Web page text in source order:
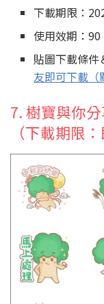
下載期限：
使用效期：90
貼圖下載條件
友即可下載（
7. 樹寶與你
（下載期限